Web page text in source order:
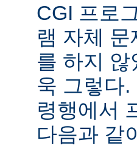
CGI 프로
램 자체
를 하지
욱 그렇다
령행에서
다음과 같